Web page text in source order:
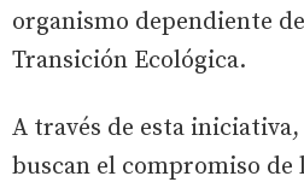
organismo dependiente
Transición Ecológica.
A través de esta
buscan el compromiso